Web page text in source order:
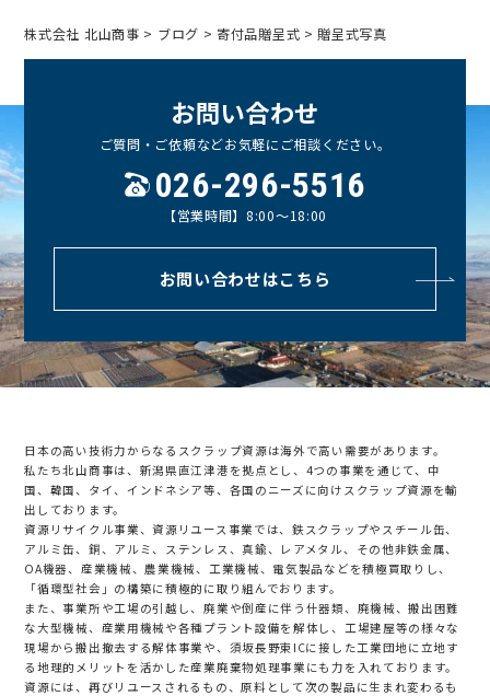
株式会社 北山商事 > ブログ > 寄付品贈呈式 > 贈呈式写真
お問い合わせ
ご質問・ご依頼などお気軽にご相談ください。
026-296-5516
【営業時間】8:00〜18:00
お問い合わせはこちら
日本の高い技術力からなるスクラップ資源は海外で高い需要があります。
私たち北山商事は、新潟県直江津港を拠点とし、4つの事業を通じて、中
国、韓国、タイ、インドネシア等、各国のニーズに向けスクラップ資源を輸
出しております。
資源リサイクル事業、資源リユース事業では、鉄スクラップやスチール缶、
アルミ缶、銅、アルミ、ステンレス、真鍮、レアメタル、その他非鉄金属、
OA機器、産業機械、農業機械、工業機械、電気製品などを積極買取りし、
「循環型社会」の構築に積極的に取り組んでおります。
また、事業所や工場の引越し、廃業や倒産に伴う什器類、廃機械、搬出困難
な大型機械、産業用機械や各種プラント設備を解体し、 工場建屋等の様々な
現場から搬出撤去する解体事業や、須坂長野東ICに接した工業団地に立地す
る地理的メリットを活かした産業廃棄物処理事業にも力を入れております。
資源には、再びリユースされるもの、原料として次の製品に生まれ変わるも